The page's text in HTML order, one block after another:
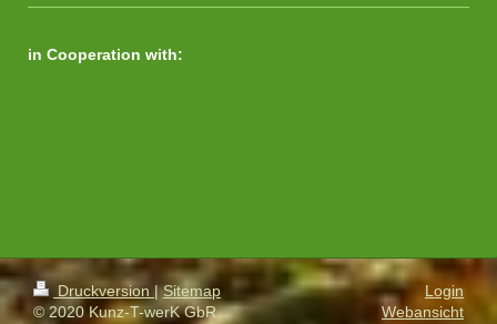
in Cooperation with:
Druckversion | Sitemap
© 2020 Kunz-T-werK GbR
Login
Webansicht